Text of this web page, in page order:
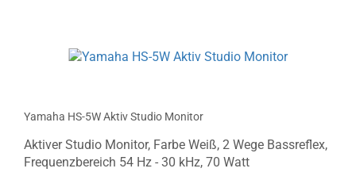
Yamaha HS-5W Aktiv Studio Monitor
Aktiver Studio Monitor, Farbe Weiß, 2 Wege Bassreflex,
Frequenzbereich 54 Hz - 30 kHz, 70 Watt